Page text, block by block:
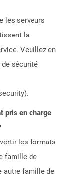
les serveurs
la
Veuillez en
sécurité
pris en charge
les formats
famille de
autre famille de